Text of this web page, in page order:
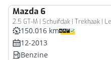
Mazda 6
2.5 GT-M | Schuifdak | Trekhaak |
150.016 km
12-2013
Benzine